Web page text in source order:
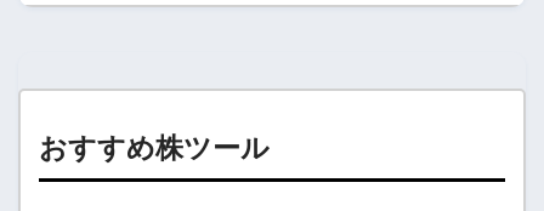
おすすめ株ツール